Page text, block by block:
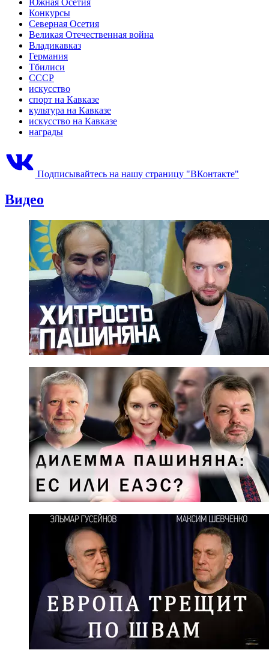
Южная Осетия
Конкурсы
Северная Осетия
Великая Отечественная война
Владикавказ
Германия
Тбилиси
СССР
искусство
спорт на Кавказе
культура на Кавказе
искусство на Кавказе
награды
Подписывайтесь на нашу страницу "ВКонтакте"
Видео